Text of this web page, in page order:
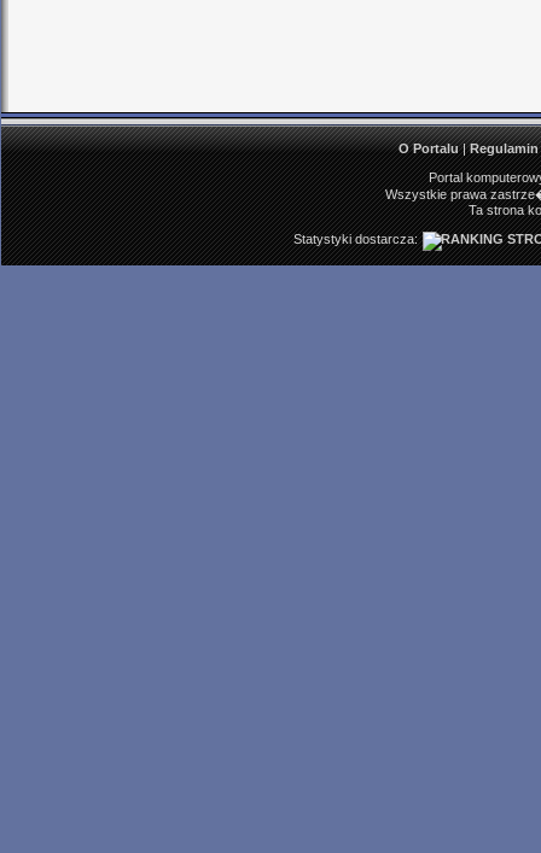
O Portalu|Regulamin
Portal
Wszystkie prawa
Ta strona
Statystyki dostarcza: